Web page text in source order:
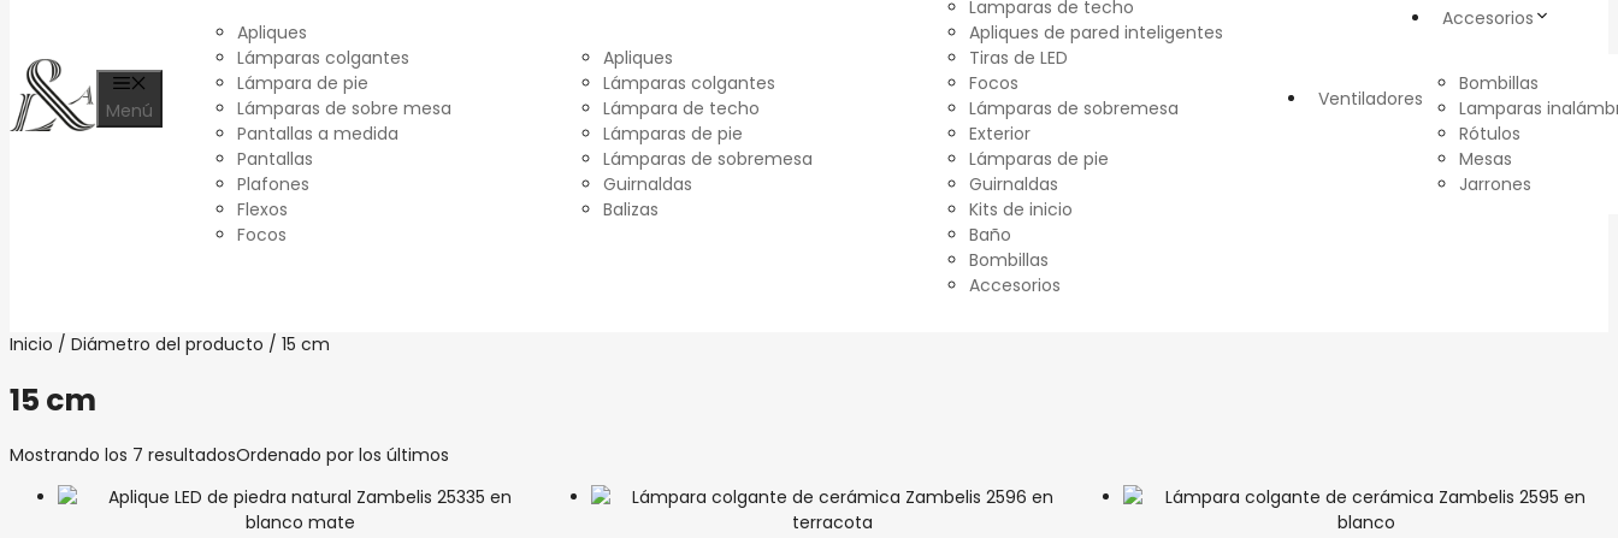
Menú
Apliques
Lámparas colgantes
Lámpara de pie
Lámparas de sobre mesa
Pantallas a medida
Pantallas
Plafones
Flexos
Focos
Apliques
Lámparas colgantes
Lámpara de techo
Lámparas de pie
Lámparas de sobremesa
Guirnaldas
Balizas
Lamparas de techo
Apliques de pared inteligentes
Tiras de LED
Focos
Lámparas de sobremesa
Exterior
Lámparas de pie
Guirnaldas
Kits de inicio
Baño
Bombillas
Accesorios
Ventiladores
Accesorios
Bombillas
Lamparas
Rótulos
Mesas
Jarrones
Inicio / Diámetro del producto / 15 cm
15 cm
Mostrando los 7 resultadosOrdenado por los últimos